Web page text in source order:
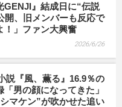
GENJI』結成日に“伝説
開、旧メンバーも反応で
！」ファン大興奮
2026/6/26
説『風、薫る』16.9％の
男の顔になってきた」
マケン”が吹かせた追い